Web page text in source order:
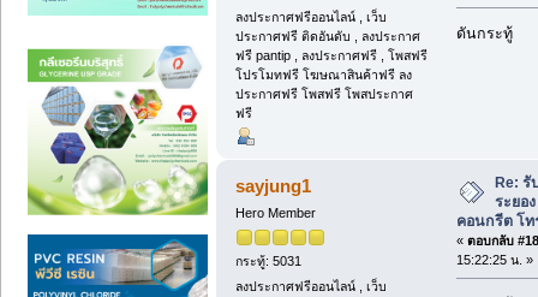
ลงประกาศฟรีออนไลน์ , เว็บ
ประกาศฟรี ติดอันดับ , ลงประกาศ
ฟรี pantip , ลงประกาศฟรี , โพสฟรี
โปรโมทฟรี โฆษณาสินค้าฟรี ลง
ประกาศฟรี โพสฟรี โพสประกาศ
ฟรี
ดันกระทู้
sayjung1
Hero Member
กระทู้: 5031
ลงประกาศฟรีออนไลน์ , เว็บ
Re: รั
ระยอ
คอนกรีต โท
« ตอบกลับ
15:22:25 น. »